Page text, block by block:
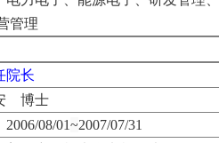
管理
院长
博士
2006/08/01~2007/07/31